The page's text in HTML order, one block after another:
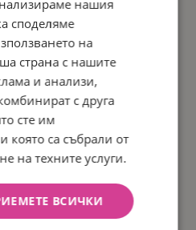
см
Wood
нашия
споделяме
на
страна с нашите
и анализи,
с друга
сте им
която са събрали от
на техните услуги.
ВСИЧКИ